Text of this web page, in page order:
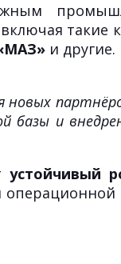
такие
и другие.
базы и
устойчивый